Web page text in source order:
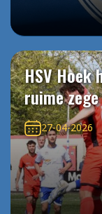
HSV
ruime
27-04-2026